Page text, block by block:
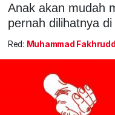
Anak akan mudah
pernah dilihatnya
Red: Muhammad